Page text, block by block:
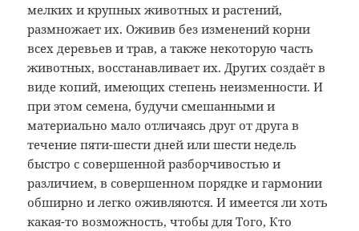
мелких и крупных животных и растений,
размножает их. Оживив без изменений корни
всех деревьев и трав, а также некоторую часть
животных, восстанавливает их. Других создаёт в
виде копий, имеющих степень неизменности. И
при этом семена, будучи смешанными и
материально мало отличаясь друг от друга в
течение пяти-шести дней или шести недель
быстро с совершенной разборчивостью и
различием, в совершенном порядке и гармонии
обширно и легко оживляются. И имеется ли хоть
какая-то возможность, чтобы для Того, Кто